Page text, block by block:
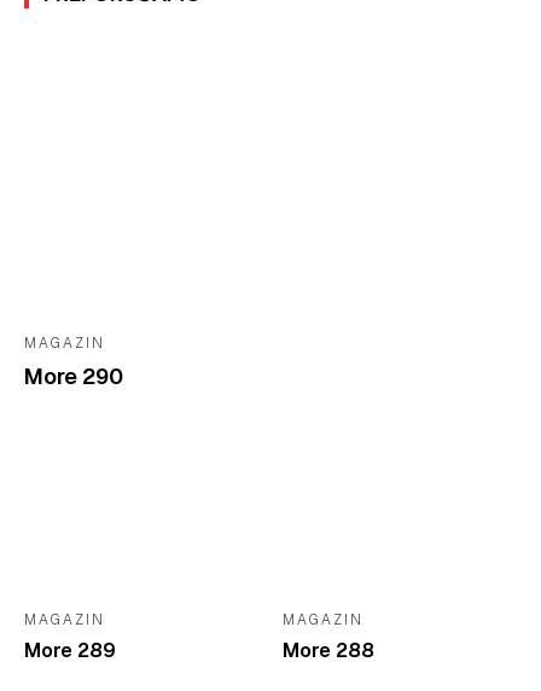
MAGAZIN
More 290
MAGAZIN
More 289
MAGAZIN
More 288